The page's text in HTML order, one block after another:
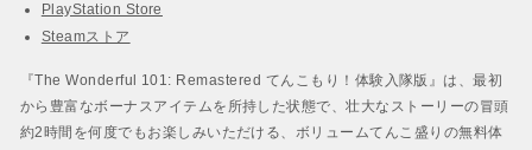
PlayStation Store
Steamストア
『The Wonderful 101: Remastered てんこもり！体験入隊版』は、最初
から豊富なボーナスアイテムを所持した状態で、壮大なストーリーの冒頭
約2時間を何度でもお楽しみいただける、ボリュームてんこ盛りの無料体